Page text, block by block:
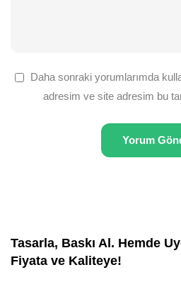
Daha sonraki yorumlarımda
adresim ve site adresim bu
Tasarla, Baskı Al. Hemde
Fiyata ve Kaliteye!